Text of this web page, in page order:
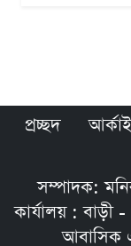
প্রচ্ছদ
সম্পাদক:
কার্যালয় : বাড়ী
আবাসিক